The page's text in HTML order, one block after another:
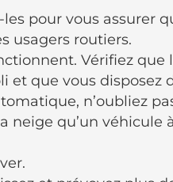
pour vous assurer
usagers routiers.
Vérifiez que
que vous disposez
n’oubliez
neige qu’un véhicule